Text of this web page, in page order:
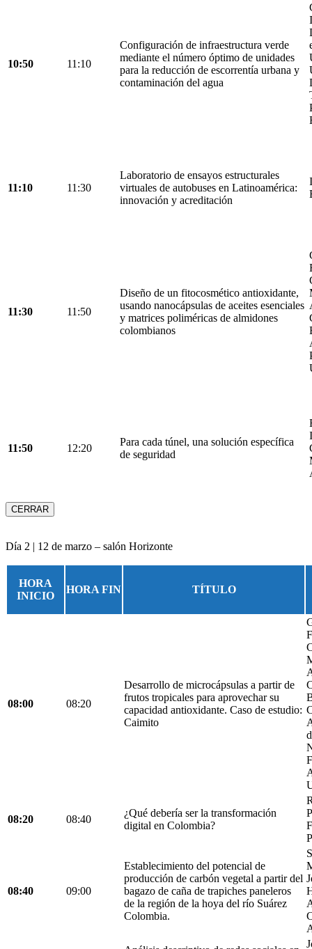
10:50 11:10
Configuración de infraestructura verde
mediante el número óptimo de unidades
para la reducción de escorrentía urbana y
contaminación del agua
11:10 11:30
Laboratorio de ensayos estructurales
virtuales de autobuses en Latinoamérica:
innovación y acreditación
11:30 11:50
Diseño de un fitocosmético antioxidante,
usando nanocápsulas de aceites esenciales
y matrices poliméricas de almidones
colombianos
11:50 12:20
Para cada túnel, una solución específica
de seguridad
CERRAR
Día 2 | 12 de marzo – salón Horizonte
HORA
INICIO
HORA FIN TÍTULO
08:00 08:20
Desarrollo de microcápsulas a partir de
frutos tropicales para aprovechar su
capacidad antioxidante. Caso de estudio:
Caimito
08:20 08:40
¿Qué debería ser la transformación
digital en Colombia?
08:40 09:00
Establecimiento del potencial de
producción de carbón vegetal a partir del
bagazo de caña de trapiches paneleros
de la región de la hoya del río Suárez
Colombia.